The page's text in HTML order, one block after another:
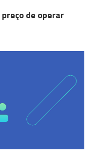
de operar